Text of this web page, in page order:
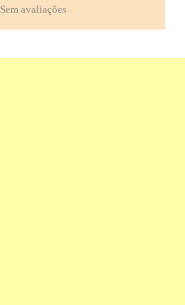
Sem avaliações